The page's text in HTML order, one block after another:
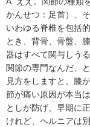
かんせつ：足首）、
いわゆる脊椎を包括
とき、背骨、骨盤、
器はすべて関与しう
関節の専門なんだ、
見方をしますと、膝
節が痛い原因が本当
としが防げ、早期に
けれど、ヘルニアは